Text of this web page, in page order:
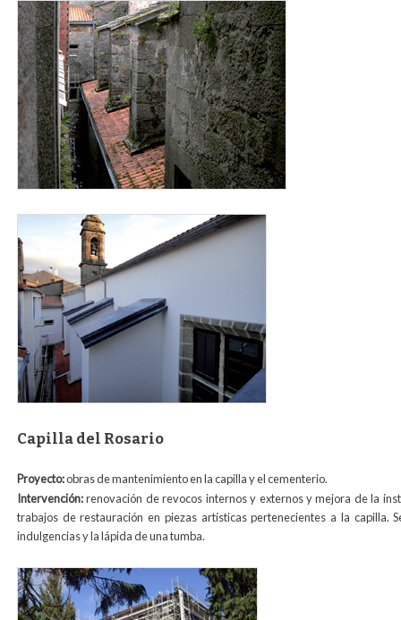
exterior_animas_antes.jpg
exterior_animas_despues.jpg
Capilla del Rosario
Proyecto:obras de mantenimiento en la capilla y el cementerio.
Intervención:renovación de revocos internos y externos y mejora de la
trabajos de restauración en piezas artísticas pertenecientes a la
indulgencias y la lápida de una tumba.
capela_rosario.jpg